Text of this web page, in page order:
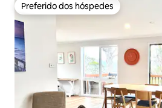
Preferido dos hóspedes
Preferido dos hóspedes